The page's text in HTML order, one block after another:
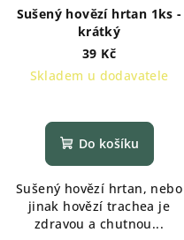
Sušený hovězí hrtan 1ks -
krátký
39 Kč
Skladem u dodavatele
Do košíku
Sušený hovězí hrtan, nebo
jinak hovězí trachea je
zdravou a chutnou...